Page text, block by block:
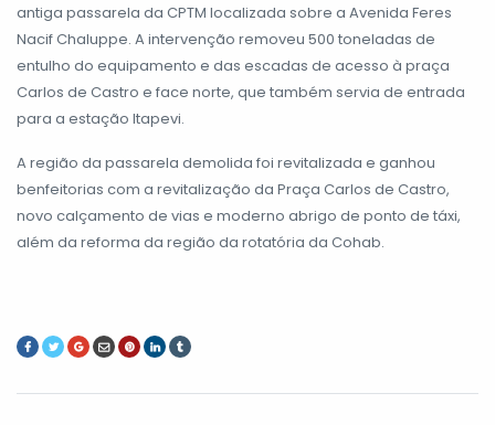
antiga passarela da CPTM localizada sobre a Avenida Feres
Nacif Chaluppe. A intervenção removeu 500 toneladas de
entulho do equipamento e das escadas de acesso à praça
Carlos de Castro e face norte, que também servia de entrada
para a estação Itapevi.
A região da passarela demolida foi revitalizada e ganhou
benfeitorias com a revitalização da Praça Carlos de Castro,
novo calçamento de vias e moderno abrigo de ponto de táxi,
além da reforma da região da rotatória da Cohab.